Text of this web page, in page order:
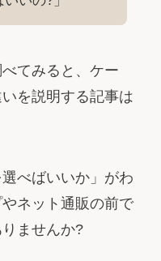
てみると、ケー
を説明する記事は
べばいいか」がわ
ネット通販の前で
ませんか?